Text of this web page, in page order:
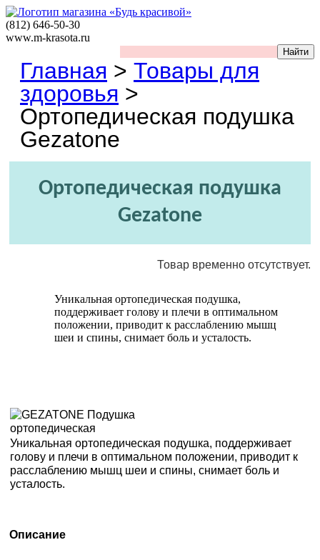
(812) 646-50-30
www.m-krasota.ru
Главная > Товары для
здоровья >
Ортопедичеcкая подушка
Gezatone
Ортопедичеcкая подушка
Gezatone
Товар временно отсутствует.
Уникальная ортопедическая подушка,
поддерживает голову и плечи в оптимальном
положении, приводит к расслаблению мышц
шеи и спины, снимает боль и усталость.
Уникальная ортопедическая подушка, поддерживает
голову и плечи в оптимальном положении, приводит к
расслаблению мышц шеи и спины, снимает боль и
усталость.
Описание